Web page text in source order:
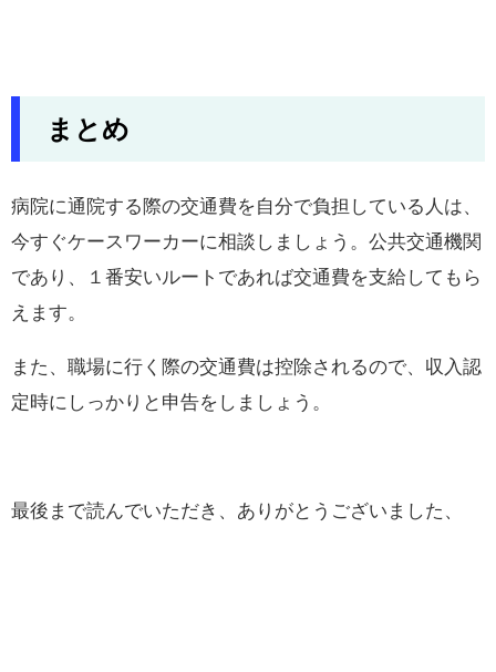
まとめ
病院に通院する際の交通費を自分で負担している人は、
今すぐケースワーカーに相談しましょう。公共交通機関
であり、１番安いルートであれば交通費を支給してもら
えます。
また、職場に行く際の交通費は控除されるので、収入認
定時にしっかりと申告をしましょう。
最後まで読んでいただき、ありがとうございました、